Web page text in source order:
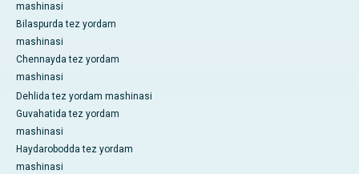
mashinasi
Bilaspurda tez yordam
mashinasi
Chennayda tez yordam
mashinasi
Dehlida tez yordam mashinasi
Guvahatida tez yordam
mashinasi
Haydarobodda tez yordam
mashinasi